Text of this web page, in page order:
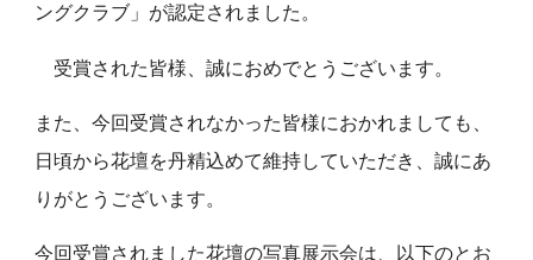
ングクラブ」が認定されました。
受賞された皆様、誠におめでとうございます。
また、今回受賞されなかった皆様におかれましても、
日頃から花壇を丹精込めて維持していただき、誠にあ
りがとうございます。
今回受賞されました花壇の写真展示会は、以下のとお